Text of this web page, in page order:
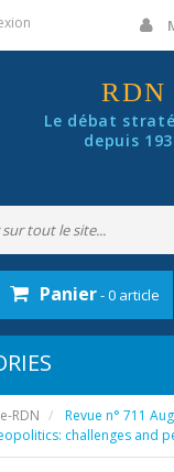
RDN
Le débat
depuis
Panier- 0 article
e-RDN
Revue n° 711
challenges and